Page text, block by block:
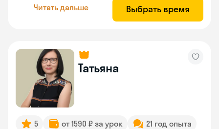
Читать дальше Выбрать время
Татьяна
5 от 1590 ₽ за урок
21 год опыта